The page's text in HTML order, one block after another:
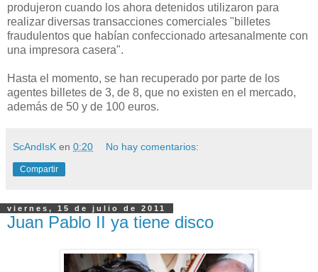
produjeron cuando los ahora detenidos utilizaron para
realizar diversas transacciones comerciales "billetes
fraudulentos que habían confeccionado artesanalmente con
una impresora casera".
Hasta el momento, se han recuperado por parte de los
agentes billetes de 3, de 8, que no existen en el mercado,
además de 50 y de 100 euros.
ScAndIsK en 0:20 No hay comentarios:
Compartir
viernes, 15 de julio de 2011
Juan Pablo II ya tiene disco